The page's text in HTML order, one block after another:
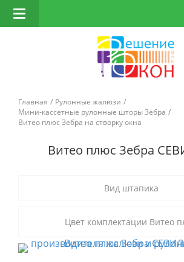
Открыть
навигацию
Главная
Рулонные жалюзи
Мини-кассетные рулонные шторы Зебра
Витео плюс Зебра на створку окна
Витео плюс Зебра
Вид штапика
Цвет комплектации Витео